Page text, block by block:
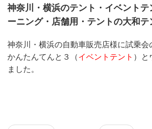
神奈川・横浜のテント・イベントテ
ーニング・店舗用・テントの大和テ
神奈川・横浜の自動車販売店様に試乗会
かんたんてんと３（イベントテント ）と
ました。